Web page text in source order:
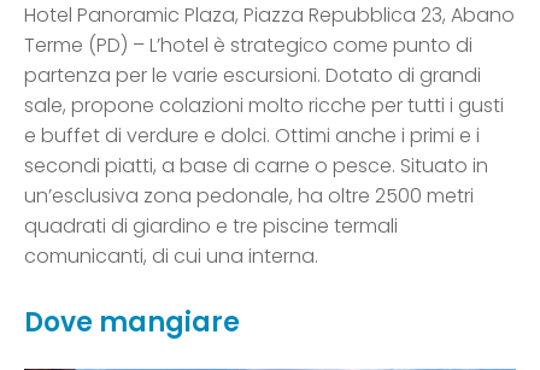
Hotel Panoramic Plaza, Piazza Repubblica 23, Abano
Terme (PD) – L’hotel è strategico come punto di
partenza per le varie escursioni. Dotato di grandi
sale, propone colazioni molto ricche per tutti i gusti
e buffet di verdure e dolci. Ottimi anche i primi e i
secondi piatti, a base di carne o pesce. Situato in
un’esclusiva zona pedonale, ha oltre 2500 metri
quadrati di giardino e tre piscine termali
comunicanti, di cui una interna.
Dove mangiare